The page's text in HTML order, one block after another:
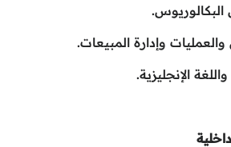
البكالوريوس.
وإدارة المبيعات.
الإنجليزية.